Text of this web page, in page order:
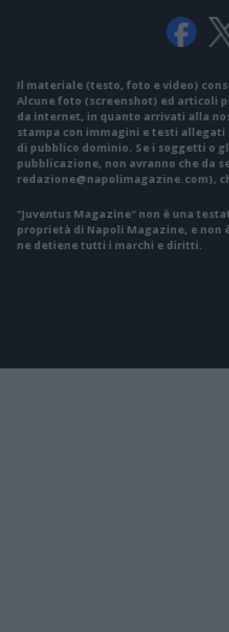
Il materiale (testo, foto e video)
Alcune foto (screenshot) ed articoli
da internet, in quanto arrivati alla
stampa con immagini e testi
di pubblico dominio. Se i soggetti o
pubblicazione, non avranno che da
redazione@napolimagazine.com),
"Juventus Magazine" non è una
proprietà di Napoli Magazine, e non
ne detiene tutti i marchi e diritti.